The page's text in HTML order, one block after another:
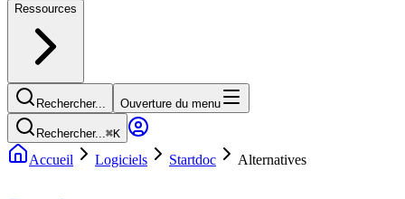
Ressources
Rechercher... Ouverture du menu
Rechercher...⌘K
Accueil Logiciels Startdoc Alternatives